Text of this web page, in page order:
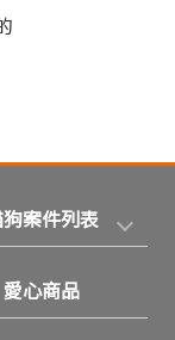
狗案件列表
愛心商品